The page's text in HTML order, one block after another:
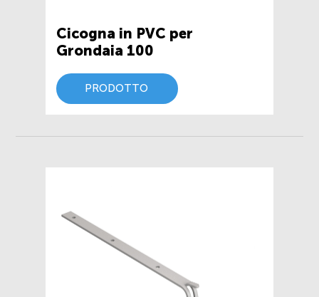
Cicogna in PVC per
Grondaia 100
PRODOTTO